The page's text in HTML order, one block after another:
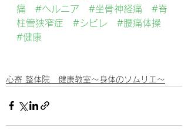
痛
#ヘルニア #坐骨神経痛
#脊
柱管狭窄症
#シビレ
#腰痛体操
#健康
心寄 整体院 健康教室～身体のソムリエ～